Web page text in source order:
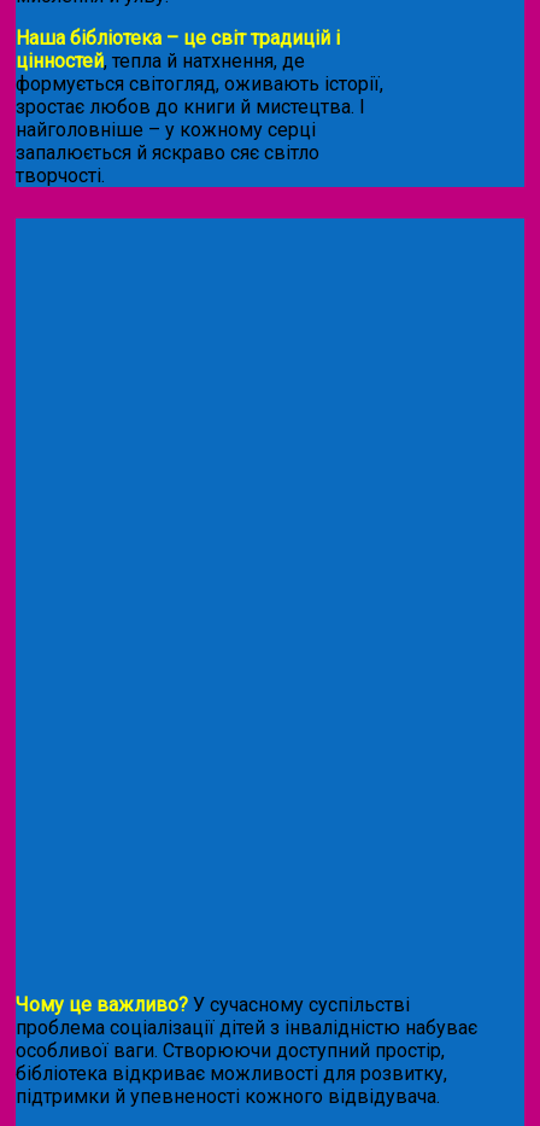
Наша бібліотека – це світ традицій і
цінностей, тепла й натхнення, де
формується світогляд, оживають історії,
зростає любов до книги й мистецтва. І
найголовніше – у кожному серці
запалюється й яскраво сяє світло
творчості.
Чому це важливо? У сучасному суспільстві
проблема соціалізації дітей з інвалідністю набуває
особливої ваги. Створюючи доступний простір,
бібліотека відкриває можливості для розвитку,
підтримки й упевненості кожного відвідувача.